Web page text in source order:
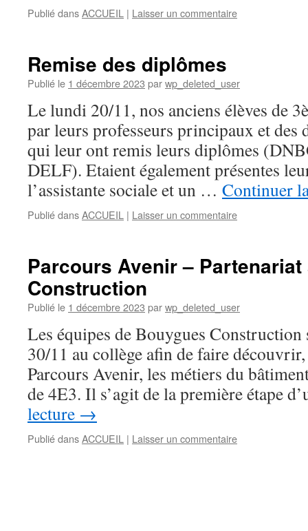
Publié dansACCUEIL | Laisser un commentaire
Remise des diplômes
Publié le 1 décembre 2023 parwp_deleted_user
Le lundi 20/11, nos anciens élèves de
par leurs professeurs principaux et
qui leur ont remis leurs diplômes
DELF). Etaient également présentes
l’assistante sociale et un … Continuer
Publié dansACCUEIL | Laisser un commentaire
Parcours Avenir –
Construction
Publié le 1 décembre 2023 parwp_deleted_user
Les équipes de Bouygues
30/11 au collège afin de faire
Parcours Avenir, les métiers du
de 4E3. Il s’agit de la première étape
lecture →
Publié dansACCUEIL | Laisser un commentaire